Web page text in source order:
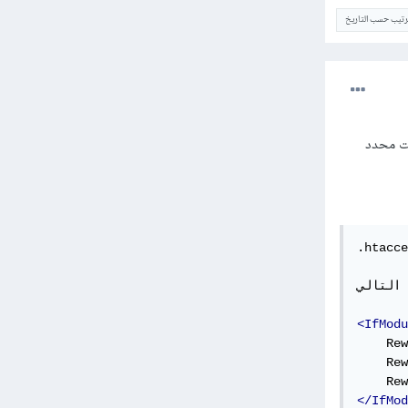
حسب التاريخ
محدد
</